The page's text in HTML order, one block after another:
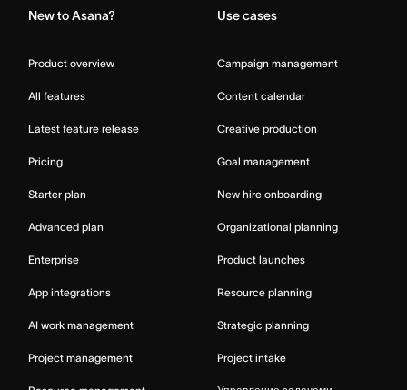
New to Asana?
Product overview
All features
Latest feature release
Pricing
Starter plan
Advanced plan
Enterprise
App integrations
AI work management
Project management
Use cases
Campaign management
Content calendar
Creative production
Goal management
New hire onboarding
Organizational planning
Product launches
Resource planning
Strategic planning
Project intake